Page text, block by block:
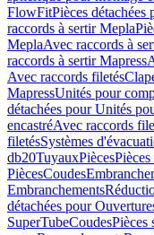
FlowFitPièces
raccords à sertir Mepla
MeplaAvec raccords à
raccords à sertir Mapress
Avec raccords filetés
MapressUnités pour
détachées pour Unités
encastréAvec raccords
filetésSystèmes
db20TuyauxPièces
PiècesCoudes
Embranchements
détachées pour
SuperTubeCoudesPièces